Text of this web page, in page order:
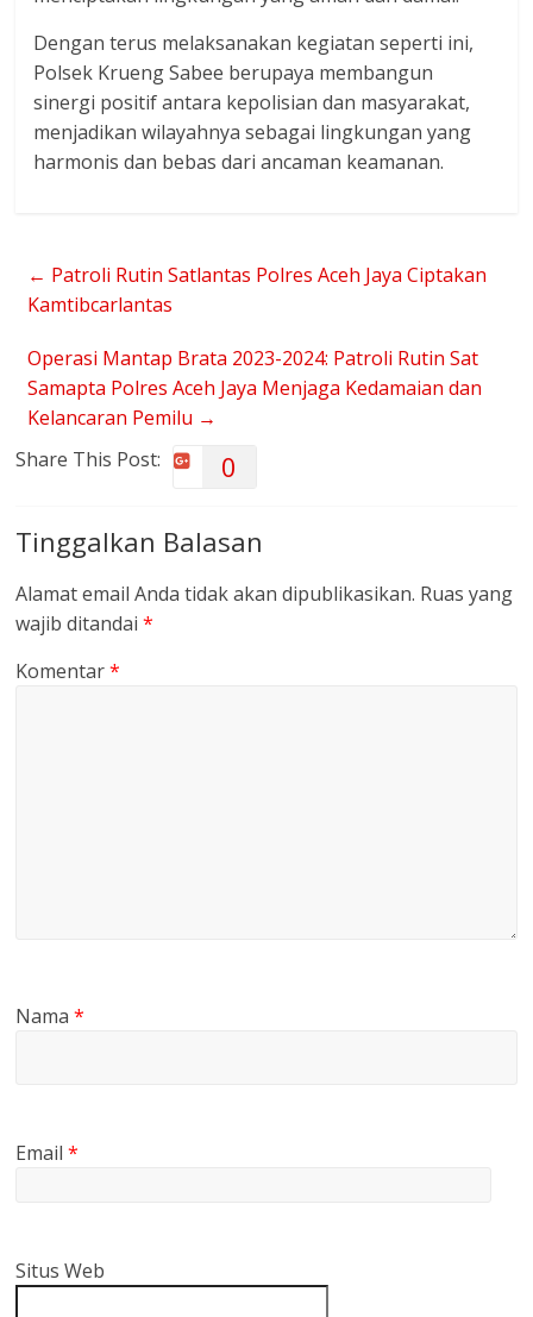
Dengan terus melaksanakan kegiatan seperti ini,
Polsek Krueng Sabee berupaya membangun
sinergi positif antara kepolisian dan masyarakat,
menjadikan wilayahnya sebagai lingkungan yang
harmonis dan bebas dari ancaman keamanan.
← Patroli Rutin Satlantas Polres Aceh Jaya Ciptakan
Kamtibcarlantas
Operasi Mantap Brata 2023-2024: Patroli Rutin Sat
Samapta Polres Aceh Jaya Menjaga Kedamaian dan
Kelancaran Pemilu →
Share This Post:
0
Tinggalkan Balasan
Alamat email Anda tidak akan dipublikasikan. Ruas yang
wajib ditandai*
Komentar*
Nama*
Email*
Situs Web